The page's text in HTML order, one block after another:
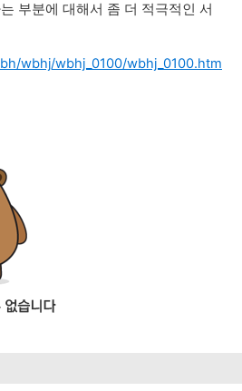
부분에 대해서 좀 더 적극적인 서
wbhj/wbhj_0100/wbhj_0100.htm